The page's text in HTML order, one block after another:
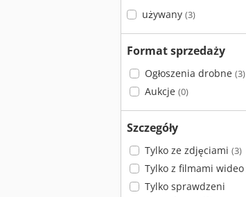
używany (3)
Format sprzedaży
Ogłoszenia drobne (3)
Aukcje (0)
Szczegóły
Tylko ze zdjęciami (3)
Tylko z filmami wideo
Tylko sprawdzeni